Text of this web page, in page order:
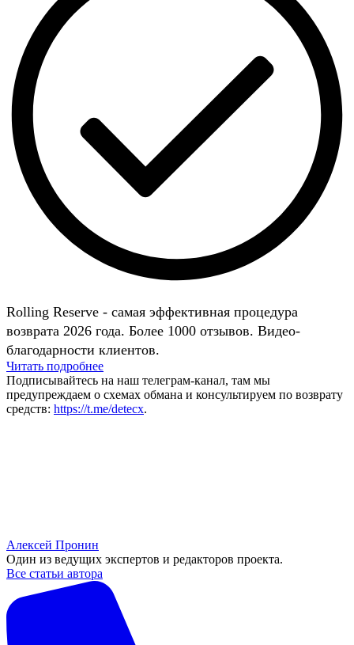
Rolling Reserve - самая эффективная процедура
возврата 2026 года. Более 1000 отзывов. Видео-
благодарности клиентов.
Читать подробнее
Подписывайтесь на наш телеграм-канал, там мы
предупреждаем о схемах обмана и консультируем по возврату
средств: https://t.me/detecx.
Алексей Пронин
Один из ведущих экспертов и редакторов проекта.
Все статьи автора